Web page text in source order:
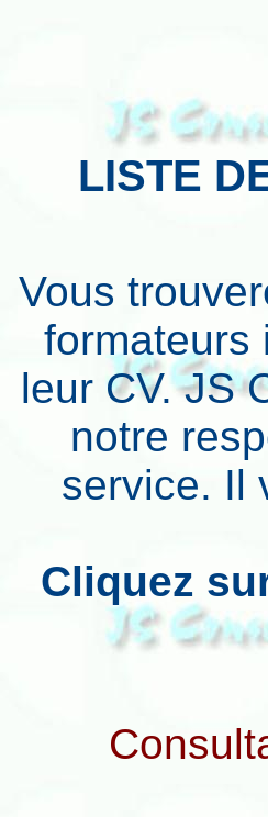
LISTE
Vous
formateurs
leur CV. JS
notre
service. Il
Cliquez